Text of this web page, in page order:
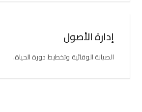
إدارة الأصول
الصيانة الوقائية وتخطيط دورة الحياة.